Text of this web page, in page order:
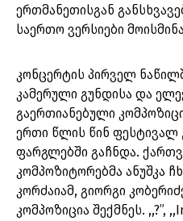
ერთმანეთისგან
საერთო ვერსიები
კონცერტის პირველ
კამერული გუნდისა და
გაერთიანებული
ერთი წლის წინ ფესტივალ
ფარგლებში გაჩნდა.
კომპოზიტორებმა ანუშკა
კორძაიამ, გიორგი
კომპოზიცია შექმნეს. ,,?”,